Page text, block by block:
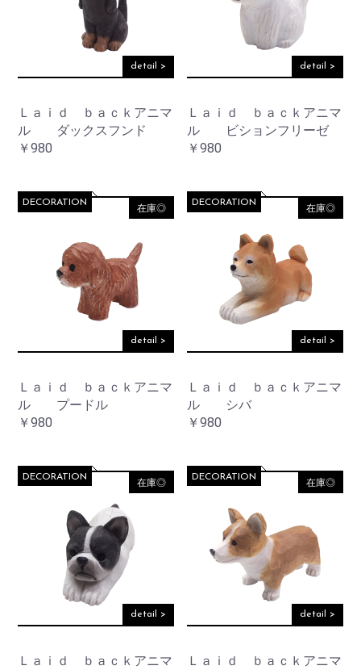
detail >
Ｌａｉｄ ｂａｃｋアニマ
ル ダックスフンド
￥980
detail >
Ｌａｉｄ ｂａｃｋアニマ
ル ビションフリーゼ
￥980
在庫◎
detail >
Ｌａｉｄ ｂａｃｋアニマ
ル プードル
DECORATION
￥980
在庫◎
detail >
Ｌａｉｄ ｂａｃｋアニマ
ル シバ
DECORATION
￥980
在庫◎
detail >
Ｌａｉｄ ｂａｃｋアニマ
DECORATION 在庫◎
detail >
Ｌａｉｄ ｂａｃｋアニマ
DECORATION